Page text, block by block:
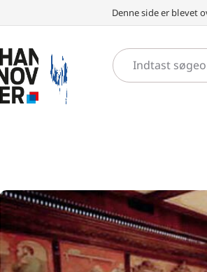
Denne side er blevet